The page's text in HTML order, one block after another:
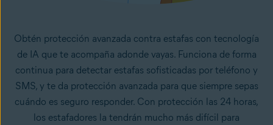
Obtén protección avanzada contra estafas con tecnología
de IA que te acompaña adonde vayas. Funciona de forma
continua para detectar estafas sofisticadas por teléfono y
SMS, y te da protección avanzada para que siempre sepas
cuándo es seguro responder. Con protección las 24 horas,
los estafadores la tendrán mucho más difícil para